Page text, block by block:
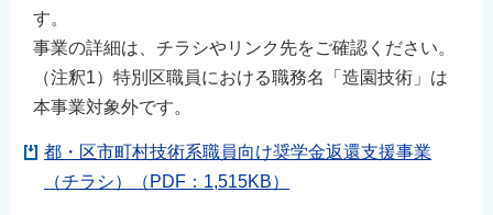
す。
事業の詳細は、チラシやリンク先をご確認ください。
（注釈1）特別区職員における職務名「造園技術」は
本事業対象外です。
都・区市町村技術系職員向け奨学金返還支援事業
（チラシ）（PDF：1,515KB）